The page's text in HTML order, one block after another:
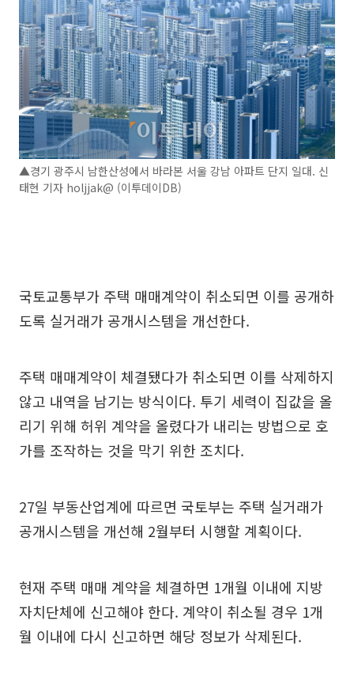
▲경기 광주시 남한산성에서 바라본 서울 강남 아파트 단지 일대. 신
태현 기자 holjjak@ (이투데이DB)
국토교통부가 주택 매매계약이 취소되면 이를 공개하
도록 실거래가 공개시스템을 개선한다.
주택 매매계약이 체결됐다가 취소되면 이를 삭제하지
않고 내역을 남기는 방식이다. 투기 세력이 집값을 올
리기 위해 허위 계약을 올렸다가 내리는 방법으로 호
가를 조작하는 것을 막기 위한 조치다.
27일 부동산업계에 따르면 국토부는 주택 실거래가
공개시스템을 개선해 2월부터 시행할 계획이다.
현재 주택 매매 계약을 체결하면 1개월 이내에 지방
자치단체에 신고해야 한다. 계약이 취소될 경우 1개
월 이내에 다시 신고하면 해당 정보가 삭제된다.